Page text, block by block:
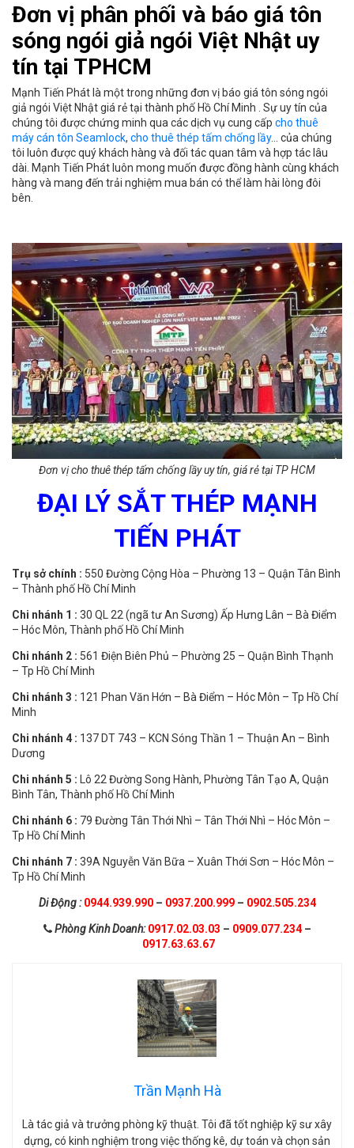
Đơn vị phân phối và báo giá tôn
sóng ngói giả ngói Việt Nhật uy
tín tại TPHCM
Mạnh Tiến Phát là một trong những đơn vị báo giá tôn sóng ngói
giả ngói Việt Nhật giá rẻ tại thành phố Hồ Chí Minh . Sự uy tín của
chúng tôi được chứng minh qua các dịch vụ cung cấp cho thuê
máy cán tôn Seamlock, cho thuê thép tấm chống lầy. .. của chúng
tôi luôn được quý khách hàng và đối tác quan tâm và hợp tác lâu
dài. Mạnh Tiến Phát luôn mong muốn được đồng hành cùng khách
hàng và mang đến trải nghiệm mua bán có thể làm hài lòng đôi
bên.
Đơn vị cho thuê thép tấm chống lầy uy tín, giá rẻ tại TP HCM
ĐẠI LÝ SẮT THÉP MẠNH
TIẾN PHÁT
Trụ sở chính : 550 Đường Cộng Hòa – Phường 13 – Quận Tân Bình
– Thành phố Hồ Chí Minh
Chi nhánh 1 : 30 QL 22 (ngã tư An Sương) Ấp Hưng Lân – Bà Điểm
– Hóc Môn, Thành phố Hồ Chí Minh
Chi nhánh 2 : 561 Điện Biên Phủ – Phường 25 – Quận Bình Thạnh
– Tp Hồ Chí Minh
Chi nhánh 3 : 121 Phan Văn Hớn – Bà Điểm – Hóc Môn – Tp Hồ Chí
Minh
Chi nhánh 4 : 137 DT 743 – KCN Sóng Thần 1 – Thuận An – Bình
Dương
Chi nhánh 5 : Lô 22 Đường Song Hành, Phường Tân Tạo A, Quận
Bình Tân, Thành phố Hồ Chí Minh
Chi nhánh 6 : 79 Đường Tân Thới Nhì – Tân Thới Nhì – Hóc Môn –
Tp Hồ Chí Minh
Chi nhánh 7 : 39A Nguyễn Văn Bữa – Xuân Thới Sơn – Hóc Môn –
Tp Hồ Chí Minh
Di Động : 0944.939.990– 0937.200.999 – 0902.505.234
Phòng Kinh Doanh: 0917.02.03.03 – 0909.077.234–
0917.63.63.67
Trần Mạnh Hà
Là tác giả và trưởng phòng kỹ thuật. Tôi đã tốt nghiệp kỹ sư xây
dựng, có kinh nghiệm trong việc thống kê, dự toán và chọn sản